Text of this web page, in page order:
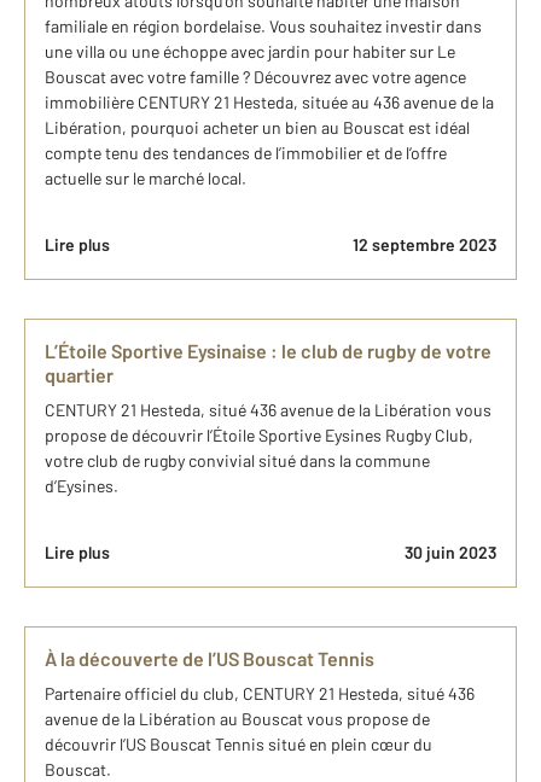
familiale en région bordelaise. Vous souhaitez investir dans
une villa ou une échoppe avec jardin pour habiter sur Le
Bouscat avec votre famille ? Découvrez avec votre agence
immobilière CENTURY 21 Hesteda, située au 436 avenue de la
Libération, pourquoi acheter un bien au Bouscat est idéal
compte tenu des tendances de l’immobilier et de l’offre
actuelle sur le marché local.
Lire plus 12 septembre 2023
L’Étoile Sportive Eysinaise : le club de rugby de votre
quartier
CENTURY 21 Hesteda, situé 436 avenue de la Libération vous
propose de découvrir l’Étoile Sportive Eysines Rugby Club,
votre club de rugby convivial situé dans la commune
d’Eysines.
Lire plus 30 juin 2023
À la découverte de l’US Bouscat Tennis
Partenaire officiel du club, CENTURY 21 Hesteda, situé 436
avenue de la Libération au Bouscat vous propose de
découvrir l’US Bouscat Tennis situé en plein cœur du
Bouscat.